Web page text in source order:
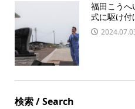
福田こうへ
式に駆け付
検索 / Search